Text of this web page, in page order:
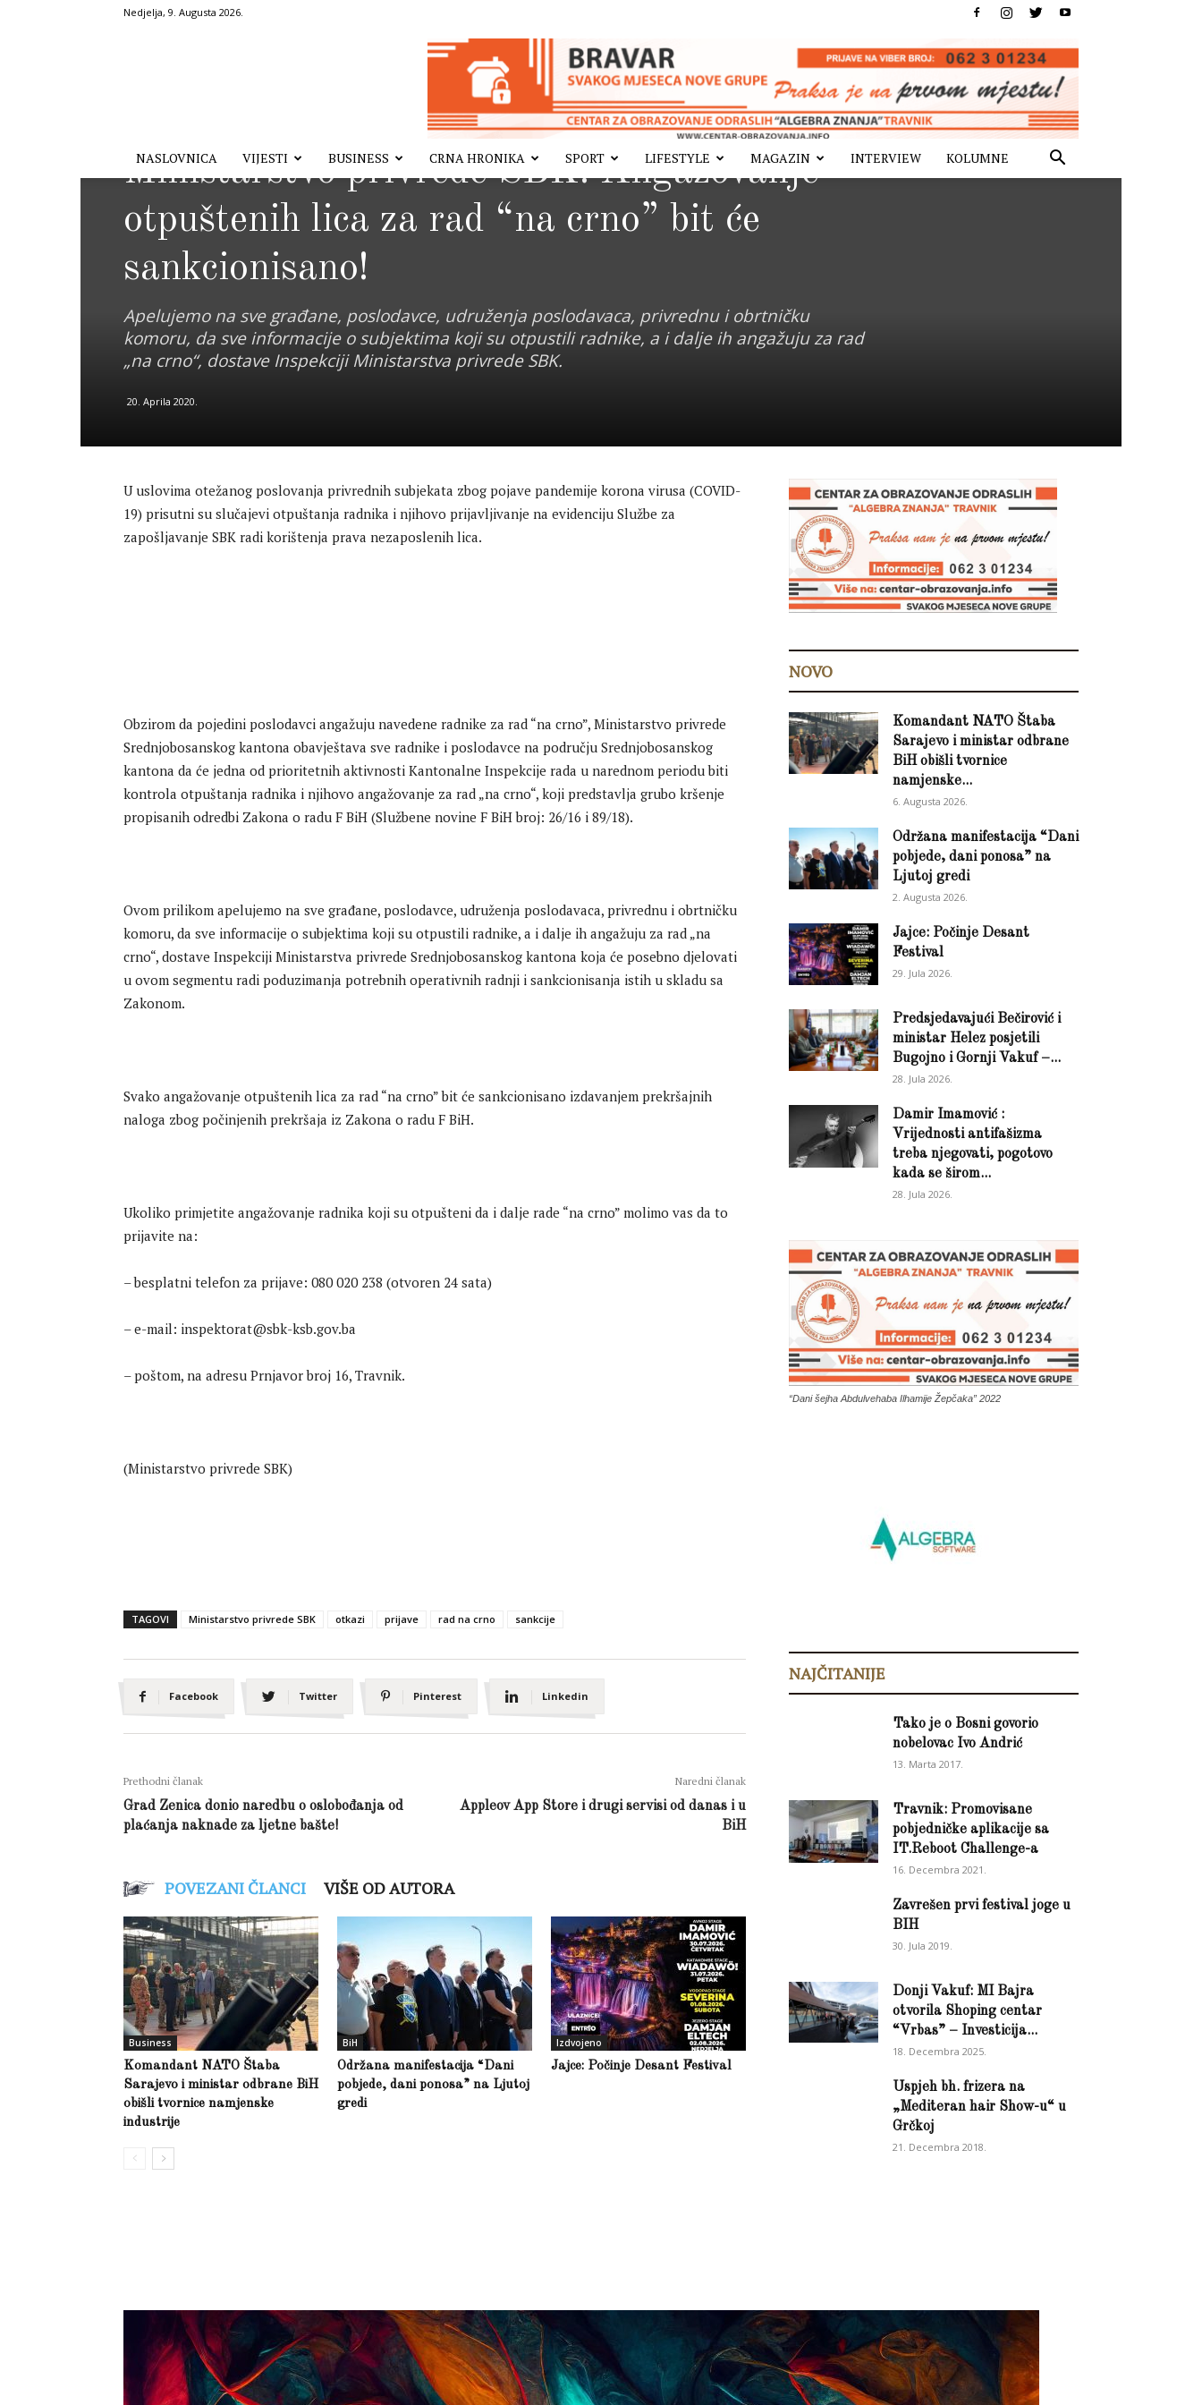
Nedjelja, 9. Augusta 2026.
NASLOVNICA VIJESTI BUSINESS CRNA HRONIKA SPORT LIFESTYLE MAGAZIN INTERVIEW KOLUMNE
Ministarstvo privrede SBK: Angažovanje
otpuštenih lica za rad “na crno” bit će
sankcionisano!
Apelujemo na sve građane, poslodavce, udruženja poslodavaca, privrednu i obrtničku
komoru, da sve informacije o subjektima koji su otpustili radnike, a i dalje ih angažuju za rad
„na crno“, dostave Inspekciji Ministarstva privrede SBK.
20. Aprila 2020.
U uslovima otežanog poslovanja privrednih subjekata zbog pojave pandemije korona virusa (COVID-
19) prisutni su slučajevi otpuštanja radnika i njihovo prijavljivanje na evidenciju Službe za
zapošljavanje SBK radi korištenja prava nezaposlenih lica.
Obzirom da pojedini poslodavci angažuju navedene radnike za rad “na crno”, Ministarstvo privrede
Srednjobosanskog kantona obavještava sve radnike i poslodavce na području Srednjobosanskog
kantona da će jedna od prioritetnih aktivnosti Kantonalne Inspekcije rada u narednom periodu biti
kontrola otpuštanja radnika i njihovo angažovanje za rad „na crno“, koji predstavlja grubo kršenje
propisanih odredbi Zakona o radu F BiH (Službene novine F BiH broj: 26/16 i 89/18).
Ovom prilikom apelujemo na sve građane, poslodavce, udruženja poslodavaca, privrednu i obrtničku
komoru, da sve informacije o subjektima koji su otpustili radnike, a i dalje ih angažuju za rad „na
crno“, dostave Inspekciji Ministarstva privrede Srednjobosanskog kantona koja će posebno djelovati
u ovom segmentu radi poduzimanja potrebnih operativnih radnji i sankcionisanja istih u skladu sa
Zakonom.
Svako angažovanje otpuštenih lica za rad “na crno” bit će sankcionisano izdavanjem prekršajnih
naloga zbog počinjenih prekršaja iz Zakona o radu F BiH.
Ukoliko primjetite angažovanje radnika koji su otpušteni da i dalje rade “na crno” molimo vas da to
prijavite na:
– besplatni telefon za prijave: 080 020 238 (otvoren 24 sata)
– e-mail: inspektorat@sbk-ksb.gov.ba
– poštom, na adresu Prnjavor broj 16, Travnik.
(Ministarstvo privrede SBK)
TAGOVI Ministarstvo privrede SBK otkazi prijave rad na crno sankcije
Facebook Twitter Pinterest Linkedin
Prethodni članak
Grad Zenica donio naredbu o oslobođanja od
plaćanja naknade za ljetne bašte!
Naredni članak
Appleov App Store i drugi servisi od danas i u
BiH
POVEZANI ČLANCI VIŠE OD AUTORA
Business
Komandant NATO Štaba
Sarajevo i ministar odbrane BiH
obišli tvornice namjenske
industrije
BiH
Održana manifestacija “Dani
pobjede, dani ponosa” na Ljutoj
gredi
Izdvojeno
Jajce: Počinje Desant Festival
NOVO
Komandant NATO Štaba
Sarajevo i ministar odbrane
BiH obišli tvornice
namjenske...
6. Augusta 2026.
Održana manifestacija “Dani
pobjede, dani ponosa” na
Ljutoj gredi
2. Augusta 2026.
Jajce: Počinje Desant
Festival
29. Jula 2026.
Predsjedavajući Bečirović i
ministar Helez posjetili
Bugojno i Gornji Vakuf –...
28. Jula 2026.
Damir Imamović :
Vrijednosti antifašizma
treba njegovati, pogotovo
kada se širom...
28. Jula 2026.
“Dani šejha Abdulvehaba Ilhamije Žepčaka” 2022
NAJČITANIJE
Tako je o Bosni govorio
nobelovac Ivo Andrić
13. Marta 2017.
Travnik: Promovisane
pobjedničke aplikacije sa
IT.Reboot Challenge-a
16. Decembra 2021.
Zavrešen prvi festival joge u
BIH
30. Jula 2019.
Donji Vakuf: MI Bajra
otvorila Shoping centar
“Vrbas” – Investicija...
18. Decembra 2025.
Uspjeh bh. frizera na
„Mediteran hair Show-u“ u
Grčkoj
21. Decembra 2018.